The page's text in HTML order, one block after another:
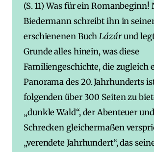
(S. 11) Was für ein Romanbeginn!
Biedermann schreibt ihn in
erschienenen BuchLázárund
Grunde alles hinein, was diese
Familiengeschichte, die zugleich
Panorama des 20. Jahrhunderts
folgenden über 300 Seiten zu
„dunkle Wald“, der Abenteuer und
Schrecken gleichermaßen
„verendete Jahrhundert“, das